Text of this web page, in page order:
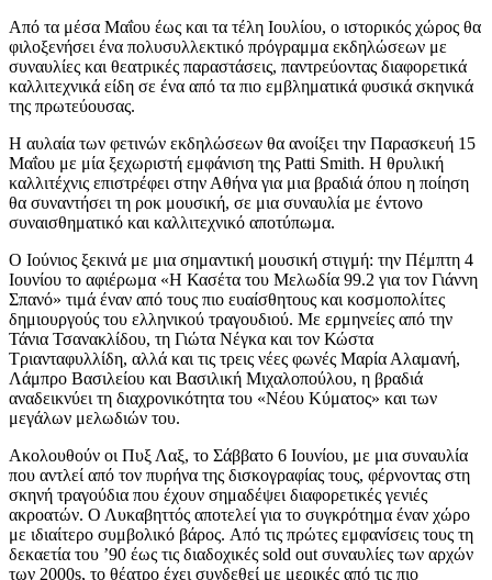
Από τα μέσα Μαΐου έως και τα τέλη Ιουλίου, ο ιστορικός χώρος θα
φιλοξενήσει ένα πολυσυλλεκτικό πρόγραμμα εκδηλώσεων με
συναυλίες και θεατρικές παραστάσεις, παντρεύοντας διαφορετικά
καλλιτεχνικά είδη σε ένα από τα πιο εμβληματικά φυσικά σκηνικά
της πρωτεύουσας.
Η αυλαία των φετινών εκδηλώσεων θα ανοίξει την Παρασκευή 15
Μαΐου με μία ξεχωριστή εμφάνιση της Patti Smith. Η θρυλική
καλλιτέχνις επιστρέφει στην Αθήνα για μια βραδιά όπου η ποίηση
θα συναντήσει τη ροκ μουσική, σε μια συναυλία με έντονο
συναισθηματικό και καλλιτεχνικό αποτύπωμα.
Ο Ιούνιος ξεκινά με μια σημαντική μουσική στιγμή: την Πέμπτη 4
Ιουνίου το αφιέρωμα «Η Κασέτα του Μελωδία 99.2 για τον Γιάννη
Σπανό» τιμά έναν από τους πιο ευαίσθητους και κοσμοπολίτες
δημιουργούς του ελληνικού τραγουδιού. Με ερμηνείες από την
Τάνια Τσανακλίδου, τη Γιώτα Νέγκα και τον Κώστα
Τριανταφυλλίδη, αλλά και τις τρεις νέες φωνές Μαρία Αλαμανή,
Λάμπρο Βασιλείου και Βασιλική Μιχαλοπούλου, η βραδιά
αναδεικνύει τη διαχρονικότητα του «Νέου Κύματος» και των
μεγάλων μελωδιών του.
Ακολουθούν οι Πυξ Λαξ, το Σάββατο 6 Ιουνίου, με μια συναυλία
που αντλεί από τον πυρήνα της δισκογραφίας τους, φέρνοντας στη
σκηνή τραγούδια που έχουν σημαδέψει διαφορετικές γενιές
ακροατών. Ο Λυκαβηττός αποτελεί για το συγκρότημα έναν χώρο
με ιδιαίτερο συμβολικό βάρος. Aπό τις πρώτες εμφανίσεις τους τη
δεκαετία του ’90 έως τις διαδοχικές sold out συναυλίες των αρχών
των 2000s, το θέατρο έχει συνδεθεί με μερικές από τις πιο